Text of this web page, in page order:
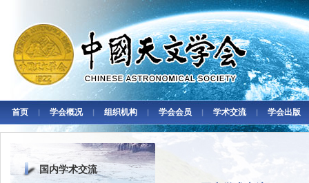
首页 | 学会概况 | 组织机构 | 学会会员 | 学术交流 | 学会出版
国内学术交流